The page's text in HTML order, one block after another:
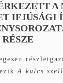
A
IFJÚSÁGI
A kulcs